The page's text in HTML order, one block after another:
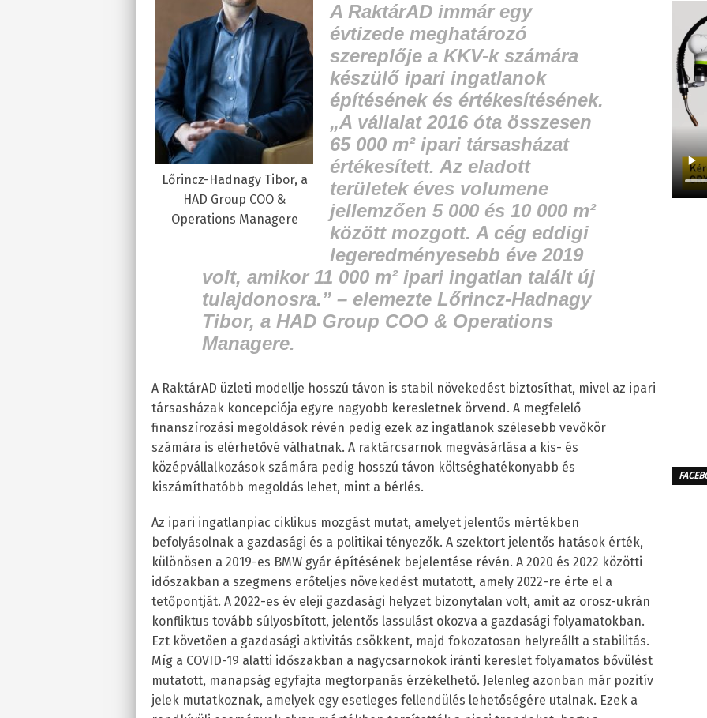
Lőrincz-Hadnagy Tibor, a
HAD Group COO &
Operations Managere
A RaktárAD immár egy
évtizede meghatározó
szereplője a KKV-k számára
készülő ipari ingatlanok
építésének és értékesítésének.
„A vállalat 2016 óta összesen
65 000 m² ipari társasházat
értékesített. Az eladott
területek éves volumene
jellemzően 5 000 és 10 000 m²
között mozgott. A cég eddigi
legeredményesebb éve 2019
volt, amikor 11 000 m² ipari ingatlan talált új
tulajdonosra.” – elemezte Lőrincz-Hadnagy
Tibor, a HAD Group COO & Operations
Managere.
A RaktárAD üzleti modellje hosszú távon is stabil növekedést biztosíthat, mivel az ipari
társasházak koncepciója egyre nagyobb keresletnek örvend. A megfelelő
finanszírozási megoldások révén pedig ezek az ingatlanok szélesebb vevőkör
számára is elérhetővé válhatnak. A raktárcsarnok megvásárlása a kis- és
középvállalkozások számára pedig hosszú távon költséghatékonyabb és
kiszámíthatóbb megoldás lehet, mint a bérlés.
Az ipari ingatlanpiac ciklikus mozgást mutat, amelyet jelentős mértékben
befolyásolnak a gazdasági és a politikai tényezők. A szektort jelentős hatások érték,
különösen a 2019-es BMW gyár építésének bejelentése révén. A 2020 és 2022 közötti
időszakban a szegmens erőteljes növekedést mutatott, amely 2022-re érte el a
tetőpontját. A 2022-es év eleji gazdasági helyzet bizonytalan volt, amit az orosz-ukrán
konfliktus tovább súlyosbított, jelentős lassulást okozva a gazdasági folyamatokban.
Ezt követően a gazdasági aktivitás csökkent, majd fokozatosan helyreállt a stabilitás.
Míg a COVID-19 alatti időszakban a nagycsarnokok iránti kereslet folyamatos bővülést
mutatott, manapság egyfajta megtorpanás érzékelhető. Jelenleg azonban már pozitív
jelek mutatkoznak, amelyek egy esetleges fellendülés lehetőségére utalnak. Ezek a